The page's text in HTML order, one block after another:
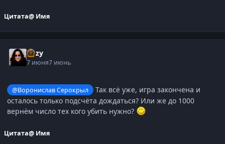
Цитата@ Имя
Ozzy
7 июня7 июнь
@Воронислав Серокрыл
Так всё уже, игра закончена и
осталось только подсчёта дождаться? Или же до 1000
вернём число тех кого убить нужно?
Цитата@ Имя